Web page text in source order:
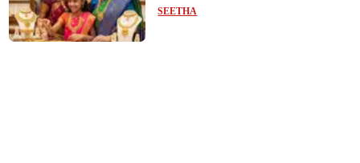
சந்தையில் $192 உயர்வு - இந்திய
SEETHA